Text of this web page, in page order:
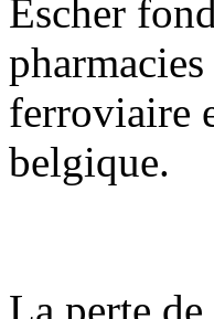
Escher
ferroviaire
belgique.
La perte